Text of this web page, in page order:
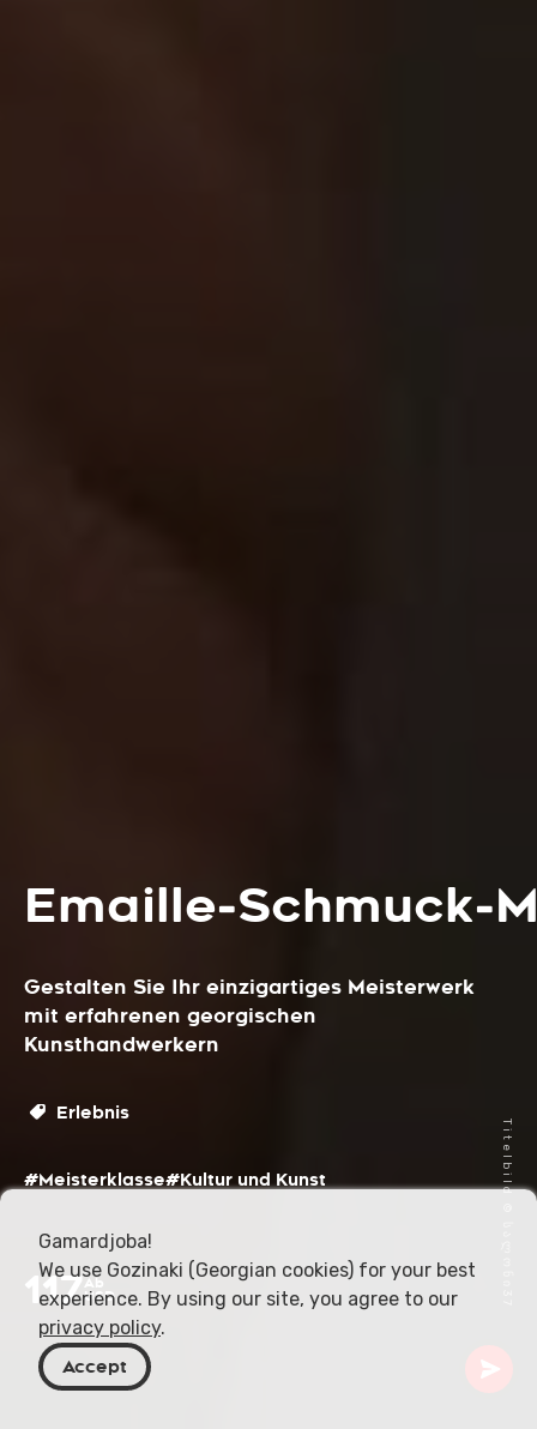
Gestalten Sie Ihr einzigartiges Meisterwerk
mit erfahrenen georgischen
Kunsthandwerkern
Erlebnis
#Meisterklasse#Kultur und Kunst
117Ab
USD Titelbild © სალონი37
Gamardjoba!
We use Gozinaki (Georgian cookies) for your best
experience. By using our site, you agree to our
privacy policy.
Accept